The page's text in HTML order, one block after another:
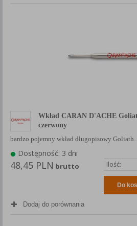
Wkład CARAN D'ACHE
czerwony
bardzo pojemny wkład długopisowy Goliath…
Dostępność: 3 dni
48,45 PLN brutto
Do
Dodaj do porównania